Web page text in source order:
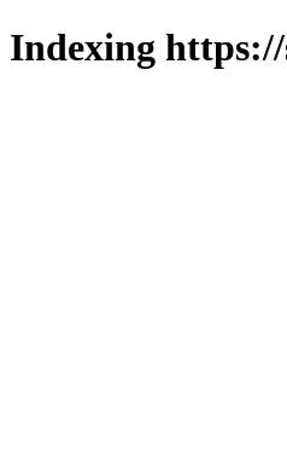
Indexing https://